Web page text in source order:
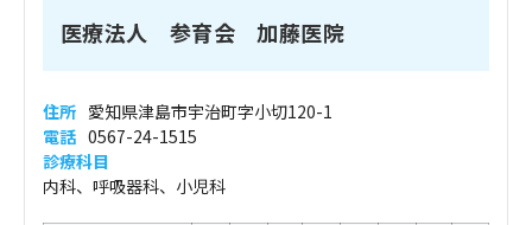
医療法人 参育会 加藤医院
住所 愛知県津島市宇治町字小切120-1
電話 0567-24-1515
診療科目
内科、呼吸器科、小児科